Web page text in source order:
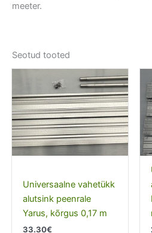
meeter.
Seotud tooted
Universaalne vahetükk
alutsink peenrale
Yarus, kõrgus 0,17 m
33.30€